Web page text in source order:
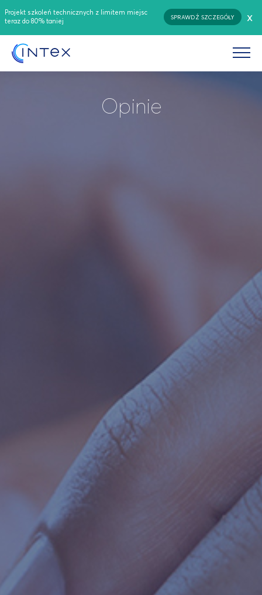
Projekt szkoleń technicznych z limitem miejsc
teraz do 80% taniej
SPRAWDŹ SZCZEGÓŁY x
Opinie